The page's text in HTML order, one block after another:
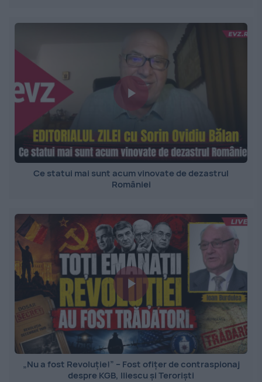
Ce statui mai sunt acum vinovate de dezastrul
României
„Nu a fost Revoluție!” – Fost ofițer de contraspionaj
despre KGB, Iliescu și Teroriști